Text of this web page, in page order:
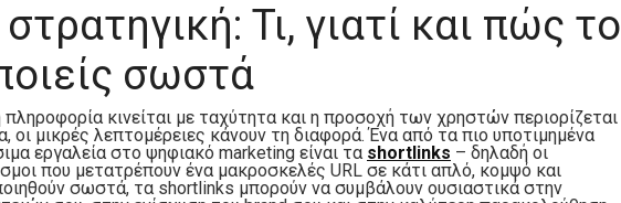
Τι, γιατί και πώς το
σωστά
κινείται με ταχύτητα και η προσοχή των χρηστών περιορίζεται
οι μικρές λεπτομέρειες κάνουν τη διαφορά. Ένα από τα πιο υποτιμημένα
εργαλεία στο ψηφιακό marketing είναι τα shortlinks – δηλαδή οι
που μετατρέπουν ένα μακροσκελές URL σε κάτι απλό, κομψό και
σωστά, τα shortlinks μπορούν να συμβάλουν ουσιαστικά στην